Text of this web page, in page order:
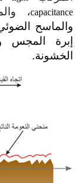
capacitance،
والماسح
إبرة المجس
الخشونة.